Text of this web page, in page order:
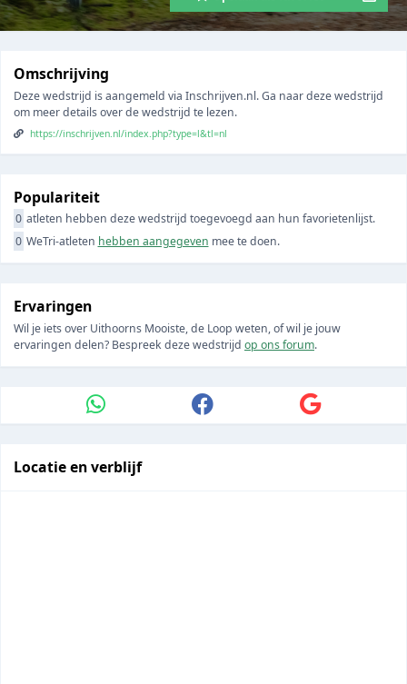
Omschrijving
Deze wedstrijd is aangemeld via Inschrijven.nl. Ga naar deze wedstrijd
om meer details over de wedstrijd te lezen.
https://inschrijven.nl/index.php?type=l&tl=nl
Populariteit
0 atleten hebben deze wedstrijd toegevoegd aan hun favorietenlijst.
0 WeTri-atleten hebben aangegeven mee te doen.
Ervaringen
Wil je iets over Uithoorns Mooiste, de Loop weten, of wil je jouw
ervaringen delen? Bespreek deze wedstrijd op ons forum.
Locatie en verblijf